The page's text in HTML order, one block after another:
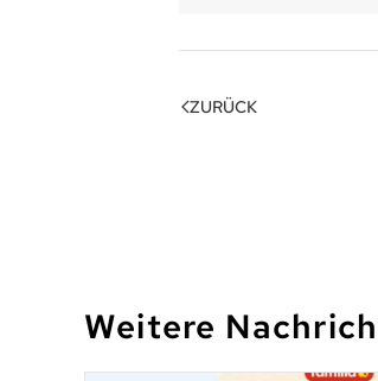
ZURÜCK
Weitere